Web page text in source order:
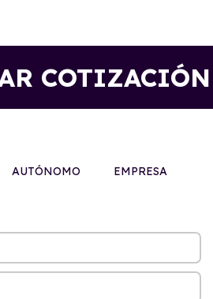
COTIZACIÓN
AUTÓNOMO EMPRESA